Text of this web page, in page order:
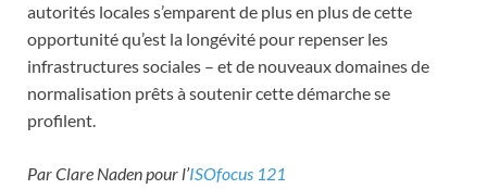
autorités locales s’emparent de plus en plus de cette
opportunité qu’est la longévité pour repenser les
infrastructures sociales – et de nouveaux domaines de
normalisation prêts à soutenir cette démarche se
profilent.
Par Clare Naden pour l’ISOfocus 121